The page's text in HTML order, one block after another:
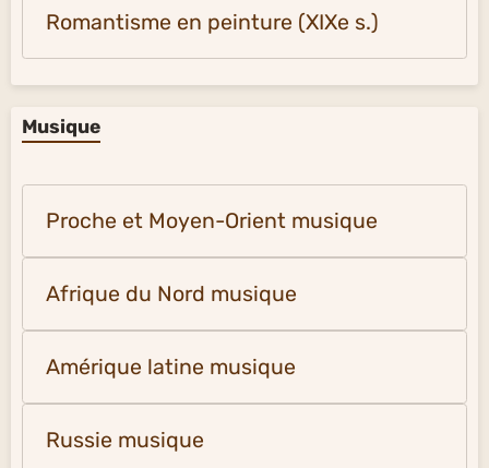
Romantisme en peinture (XIXe s.)
Musique
Proche et Moyen-Orient musique
Afrique du Nord musique
Amérique latine musique
Russie musique